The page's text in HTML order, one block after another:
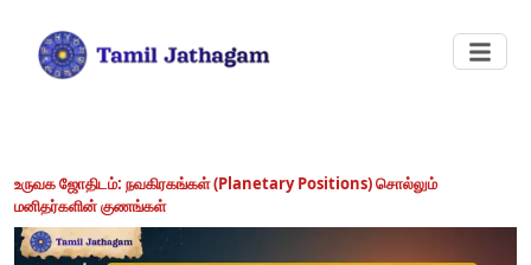
உருவக ஜோதிடம்: நவகிரகங்கள் (Planetary Positions) சொல்லும்
மனிதர்களின் குணங்கள்